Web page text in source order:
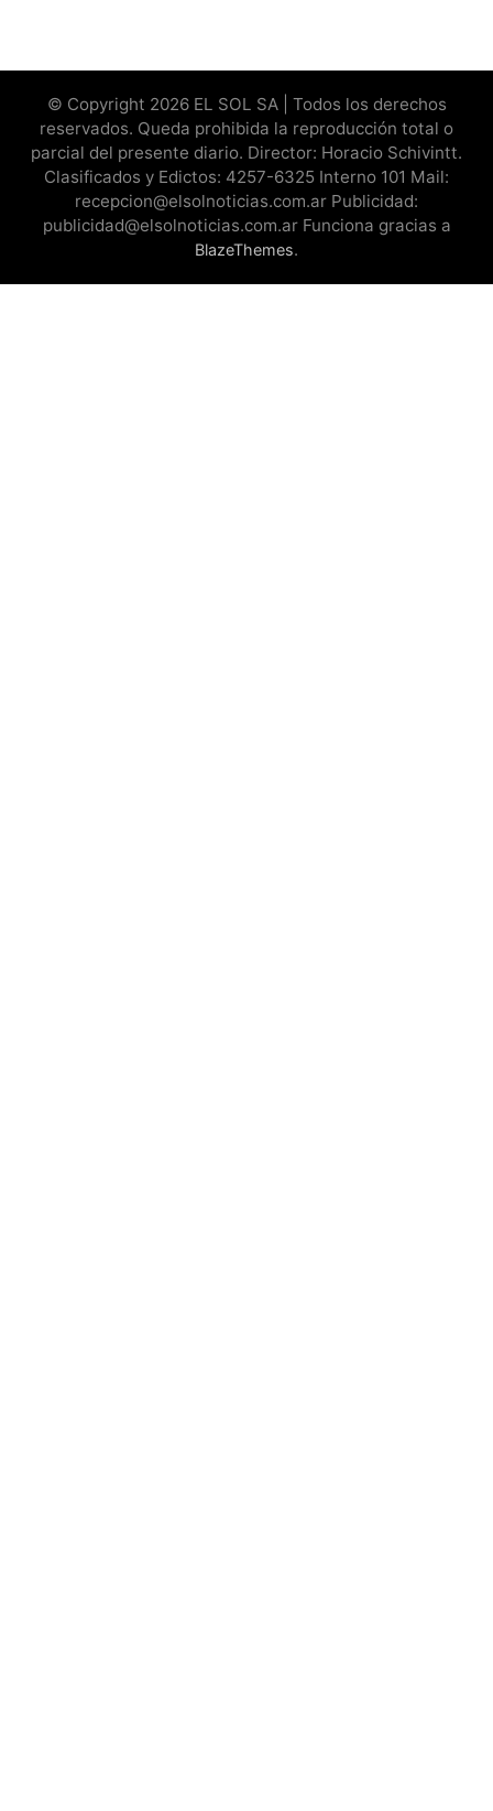
© Copyright 2026 EL SOL SA | Todos los derechos
reservados. Queda prohibida la reproducción total o
parcial del presente diario. Director: Horacio Schivintt.
Clasificados y Edictos: 4257-6325 Interno 101 Mail:
recepcion@elsolnoticias.com.ar Publicidad:
publicidad@elsolnoticias.com.ar Funciona gracias a
BlazeThemes.